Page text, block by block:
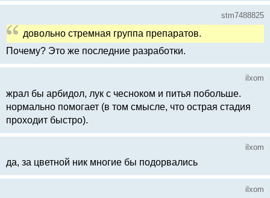
stm7488825
довольно стремная группа препаратов.
Почему? Это же последние разработки.
ilxom
жрал бы арбидол, лук с чесноком и питья побольше.
нормально помогает (в том смысле, что острая стадия
проходит быстро).
ilxom
да, за цветной ник многие бы подорвались
ilxom